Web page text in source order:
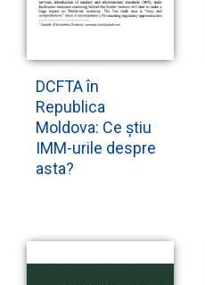
DCFTA în
Republica
Moldova: Ce știu
IMM-urile despre
asta?